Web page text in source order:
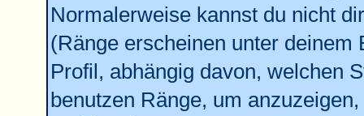
Normalerweise kannst du nicht
(Ränge erscheinen unter deinem
Profil, abhängig davon, welchen
benutzen Ränge, um